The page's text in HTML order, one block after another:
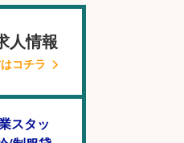
人情報
コチラ
スタッ